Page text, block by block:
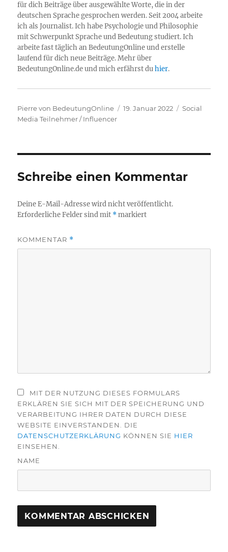
für dich Beiträge über ausgewählte Worte, die in der
deutschen Sprache gesprochen werden. Seit 2004 arbeite
ich als Journalist. Ich habe Psychologie und Philosophie
mit Schwerpunkt Sprache und Bedeutung studiert. Ich
arbeite fast täglich an BedeutungOnline und erstelle
laufend für dich neue Beiträge. Mehr über
BedeutungOnline.de und mich erfährst duhier.
Autor
Pierre von BedeutungOnline
Veröffentlicht
19. Januar 2022 Kategorien
Social
Media Teilnehmer / Influencer
Schreibe einen Kommentar
Deine E-Mail-Adresse wird nicht veröffentlicht.
Erforderliche Felder sind mit *markiert
KOMMENTAR *
MIT DER NUTZUNG DIESES FORMULARS
ERKLÄREN SIE SICH MIT DER SPEICHERUNG UND
VERARBEITUNG IHRER DATEN DURCH DIESE
WEBSITE EINVERSTANDEN. DIE
DATENSCHUTZERKLÄRUNG KÖNNEN SIE HIER
EINSEHEN.
NAME